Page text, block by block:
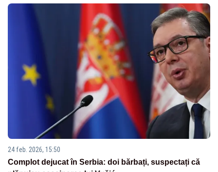
24 feb. 2026, 15:50
Complot dejucat în Serbia: doi bărbați, suspectați că